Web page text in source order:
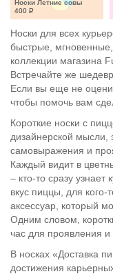
Носки Летние совы
400 Р
Носки для всех
быстрые,
коллекции магазина
Встречайте же
Если вы еще не
чтобы помочь вам
Короткие носки с
дизайнерской мысли,
самовыражения и
Каждый видит в
– кто-то сразу узнает
вкус пиццы, для кого-
аксессуар, который
Одним словом,
час для проявления
В носках «Доставка
достижения